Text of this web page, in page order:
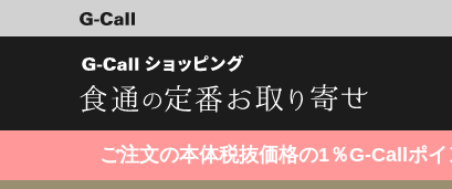
ご注文の本体税抜価格の1％G-Callポ